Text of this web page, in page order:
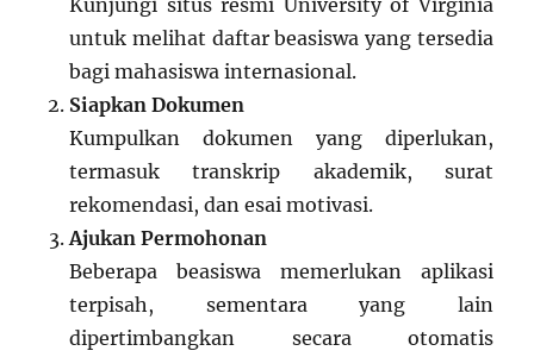
untuk melihat daftar beasiswa yang tersedia
bagi mahasiswa internasional.
Siapkan Dokumen
Kumpulkan dokumen yang diperlukan,
termasuk transkrip akademik, surat
rekomendasi, dan esai motivasi.
Ajukan Permohonan
Beberapa beasiswa memerlukan aplikasi
terpisah, sementara yang lain
dipertimbangkan secara otomatis